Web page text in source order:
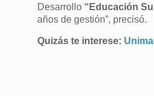
Desarrollo “Educación
años de gestión”, precisó.
Quizás te interese: